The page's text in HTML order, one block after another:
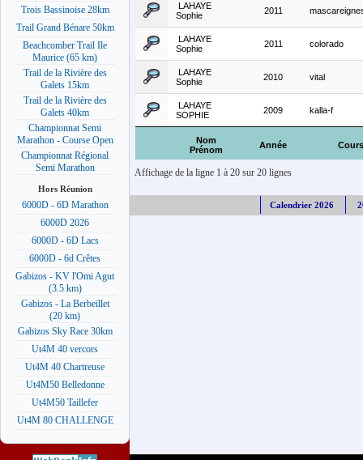
Trois Bassinoise 28km
Trail Grand Bénare 50km
Beachcomber Trail Ile
Maurice (65 km)
Trail de la Rivière des
Galets 15km
Trail de la Rivière des
Galets 40km
Championnat Semi
Marathon - Course Open
Championnat Régional
Semi Marathon
Hors Réunion
6000D - 6D Marathon
6000D 2026
6000D - 6D Lacs
6000D - 6d Crêtes
Gabizos - KV l'Omi Agut
(3.5 km)
Gabizos - La Berbeillet
(20 km)
Gabizos Sky Race 30km
Ut4M 40 vercors
Ut4M 40 Chartreuse
Ut4M50 Belledonne
Ut4M50 Taillefer
Ut4M 80 CHALLENGE
Nom
Prénom
Année
LAHAYE
Sophie
2011
LAHAYE
Sophie
2011 colorado
LAHAYE
Sophie
2010 vital
LAHAYE
SOPHIE
2009 kalla-f
Affichage de la ligne 1 à 20 sur 20 lignes
Calendrier 2026